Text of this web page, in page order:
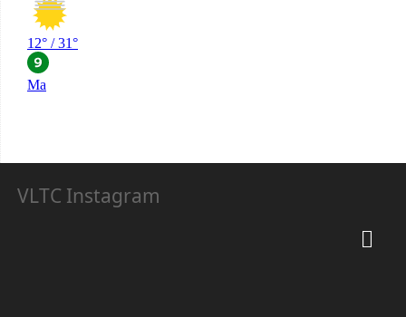
VLTC Instagram